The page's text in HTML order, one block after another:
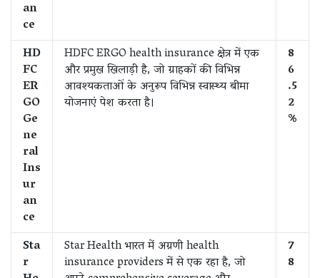
an
ce
HD
FC
ER
GO
Ge
ne
ral
Ins
ur
an
ce
HDFC ERGO health insurance क्षेत्र में एक
और प्रमुख खिलाड़ी है, जो ग्राहकों की विभिन्न
आवश्यकताओं के अनुरूप विभिन्न स्वास्थ्य बीमा
योजनाएं पेश करता है।
8
6
.5
2
%
Sta
r
Star Health भारत में अग्रणी health
insurance providers में से एक रहा है, जो
7
8